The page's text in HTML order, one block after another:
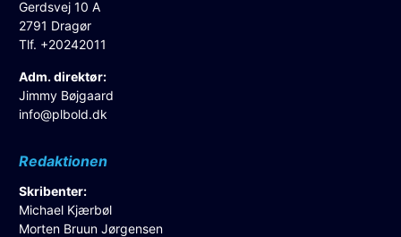
Gerdsvej 10 A
2791 Dragør
Tlf. +20242011
Adm. direktør:
Jimmy Bøjgaard
info@plbold.dk
Redaktionen
Skribenter:
Michael Kjærbøl
Morten Bruun Jørgensen